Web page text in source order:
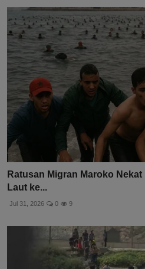
Ratusan Migran Maroko
Laut ke...
Jul 31, 2026 0 9